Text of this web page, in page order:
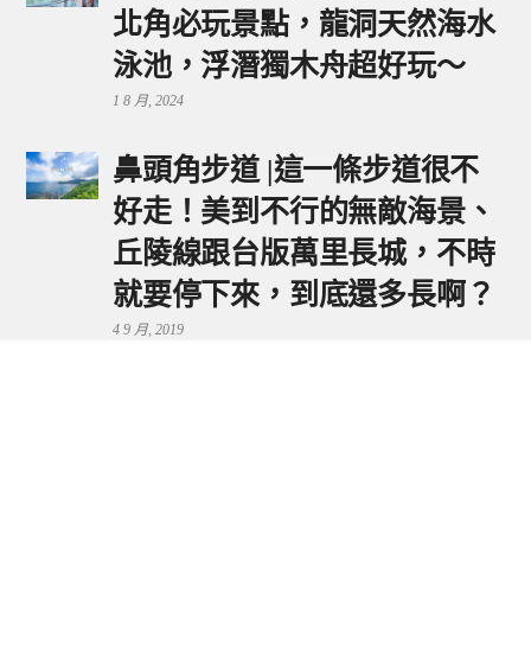
北角必玩景點，龍洞天然海水
泳池，浮潛獨木舟超好玩～
1 8 月, 2024
鼻頭角步道 |這一條步道很不
好走！美到不行的無敵海景、
丘陵線跟台版萬里長城，不時
就要停下來，到底還多長啊？
4 9 月, 2019